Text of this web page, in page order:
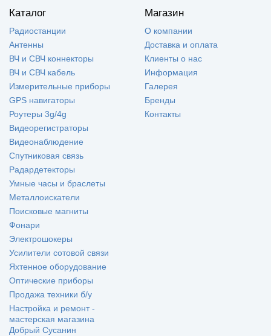
Каталог
Радиостанции
Антенны
ВЧ и СВЧ коннекторы
ВЧ и СВЧ кабель
Измерительные приборы
GPS навигаторы
Роутеры 3g/4g
Видеорегистраторы
Видеонаблюдение
Спутниковая связь
Радардетекторы
Умные часы и браслеты
Металлоискатели
Поисковые магниты
Фонари
Электрошокеры
Усилители сотовой связи
Яхтенное оборудование
Оптические приборы
Продажа техники б/у
Настройка и ремонт -
мастерская магазина
Добрый Сусанин
Магазин
О компании
Доставка и оплата
Клиенты о нас
Информация
Галерея
Бренды
Контакты